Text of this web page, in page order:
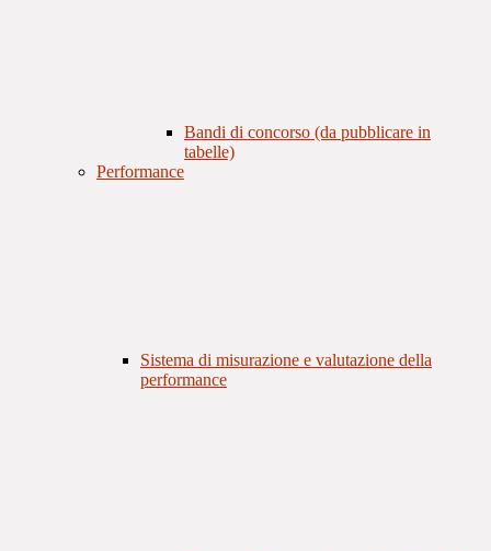
Bandi di concorso (da pubblicare in
tabelle)
Performance
Sistema di misurazione e valutazione della
performance